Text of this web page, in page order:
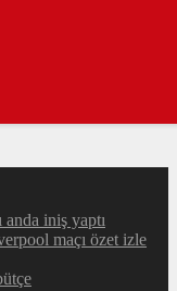
anda iniş yaptı
maçı özet izle